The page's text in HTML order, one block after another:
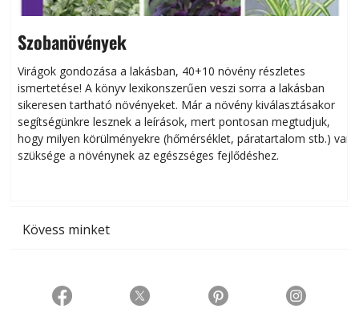
Szobanövények
Virágok gondozása a lakásban, 40+10 növény részletes
ismertetése! A könyv lexikonszerűen veszi sorra a lakásban
sikeresen tart­ha­tó növényeket. Már a növény kiválasztásakor
segítségünkre lesznek a leírások, mert pontosan megtudjuk,
hogy milyen körülményekre (hőmérséklet, páratartalom stb.) van
szüksége a növénynek az egészséges fejlődéshez.
Kövess minket